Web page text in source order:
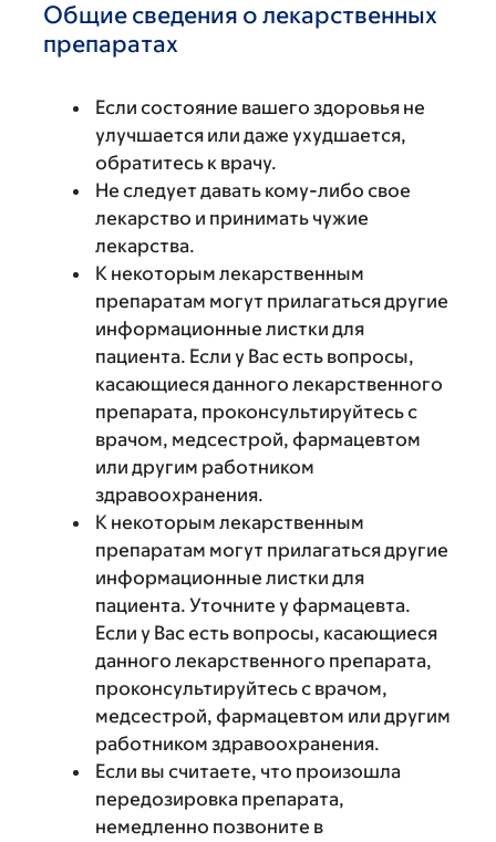
Общие сведения о лекарственных
препаратах
Если состояние вашего здоровья не
улучшается или даже ухудшается,
обратитесь к врачу.
Не следует давать кому-либо свое
лекарство и принимать чужие
лекарства.
К некоторым лекарственным
препаратам могут прилагаться другие
информационные листки для
пациента. Если у Вас есть вопросы,
касающиеся данного лекарственного
препарата, проконсультируйтесь с
врачом, медсестрой, фармацевтом
или другим работником
здравоохранения.
К некоторым лекарственным
препаратам могут прилагаться другие
информационные листки для
пациента. Уточните у фармацевта.
Если у Вас есть вопросы, касающиеся
данного лекарственного препарата,
проконсультируйтесь с врачом,
медсестрой, фармацевтом или другим
работником здравоохранения.
Если вы считаете, что произошла
передозировка препарата,
немедленно позвоните в